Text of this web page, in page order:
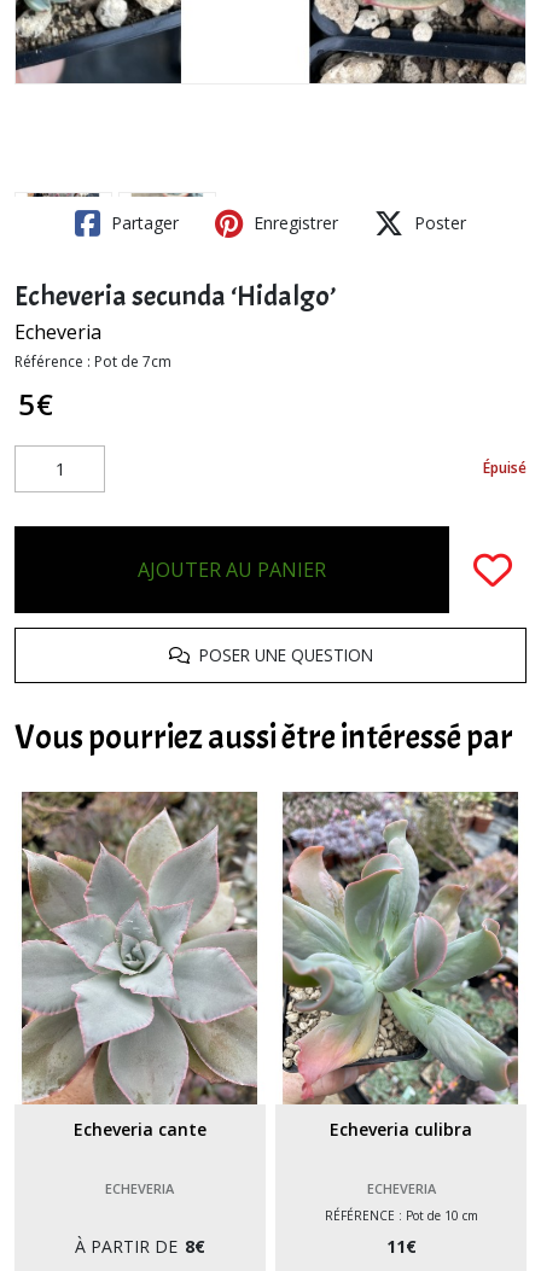
Partager Enregistrer Poster
Echeveria secunda ‘Hidalgo’
Echeveria
Référence : Pot de 7cm
5€
Épuisé
AJOUTER AU PANIER
POSER UNE QUESTION
Vous pourriez aussi être intéressé par
Echeveria cante
ECHEVERIA
À PARTIR DE 8€
Echeveria culibra
ECHEVERIA
RÉFÉRENCE : Pot de 10 cm
11€